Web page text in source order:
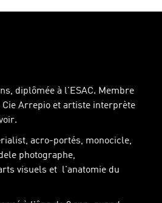
diplômée à l'ESAC. Membre
Cie Arrepio et artiste interprète
acro-portés, monocicle,
photographe,
visuels et l'anatomie du